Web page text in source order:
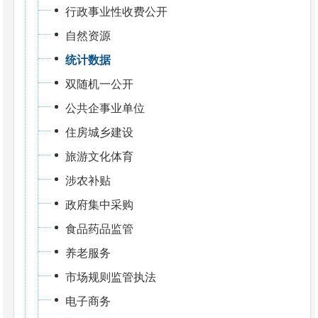
行政事业性收费公开
自然资源
统计数据
双随机一公开
公共企事业单位
住房城乡建设
旅游文化体育
涉农补贴
政府集中采购
食品药品监管
养老服务
市场规则监管执法
电子商务